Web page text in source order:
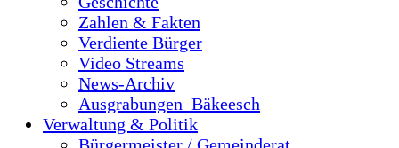
Zahlen & Fakten
Verdiente Bürger
Video Streams
News-Archiv
Ausgrabungen_Bäkeesch
Verwaltung & Politik